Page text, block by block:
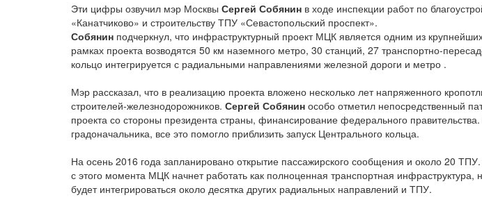
Эти цифры озвучил мэр Москвы Сергей Собянин в ходе инспекции работ по
«Канатчиково» и строительству ТПУ «Севастопольский проспект».
Собянин подчеркнул, что инфраструктурный проект МЦК является одним из
рамках проекта возводятся 50 км наземного метро, 30 станций, 27 транспортно-
кольцо интегрируется с радиальными направлениями железной дороги и метро .
Мэр рассказал, что в реализацию проекта вложено несколько лет напряженного
строителей-железнодорожников. Сергей Собянин особо отметил непосредственный
проекта со стороны президента страны, финансирование федерального
градоначальника, все это помогло приблизить запуск Центрального кольца.
На осень 2016 года запланировано открытие пассажирского сообщения и около 20
с этого момента МЦК начнет работать как полноценная транспортная
будет интегрироваться около десятка других радиальных направлений и ТПУ.